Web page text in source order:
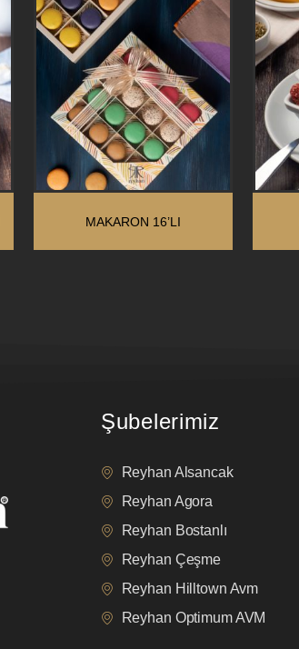
MAKARON 16’LI
Şubelerimiz
Reyhan Alsancak
Reyhan Agora
Reyhan Bostanlı
Reyhan Çeşme
Reyhan Hilltown Avm
Reyhan Optimum AVM